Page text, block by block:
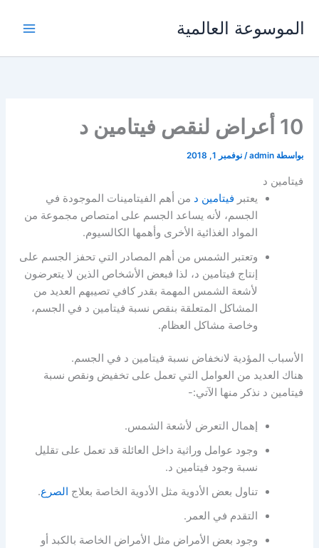
الموسوعة العالمية
10 أعراض لنقص فيتامين د
بواسطة admin
/نوفمبر 1, 2018
فيتامين د
يعتبر فيتامين د من أهم الفيتامينات الموجودة في
الجسم، لأنه يساعد الجسم على امتصاص مجموعة من
المواد الغذائية الأخرى وأهمها الكالسيوم.
وتعتبر الشمس من أهم المصادر التي تحفز الجسم على
إنتاج فيتامين د، لذا فبعض الأشخاص الذين لا يتعرضون
لأشعة الشمس المهمة بقدر كافي تصيبهم العديد من
المشاكل المتعلقة بنقص نسبة فيتامين د في الجسم،
وخاصة مشاكل العظام.
الأسباب المؤدية لانخفاض نسبة فيتامين د في الجسم.
هناك العديد من العوامل التي تعمل على تخفيض ونقص نسبة
فيتامين د نذكر منها الآتي:-
إهمال التعرض لأشعة الشمس.
وجود عوامل وراثية داخل العائلة قد تعمل على تقليل
نسبة وجود فيتامين د.
تناول بعض الأدوية مثل الأدوية الخاصة بعلاج الصرع.
التقدم في العمر.
وجود بعض الأمراض مثل الأمراض الخاصة بالكبد أو